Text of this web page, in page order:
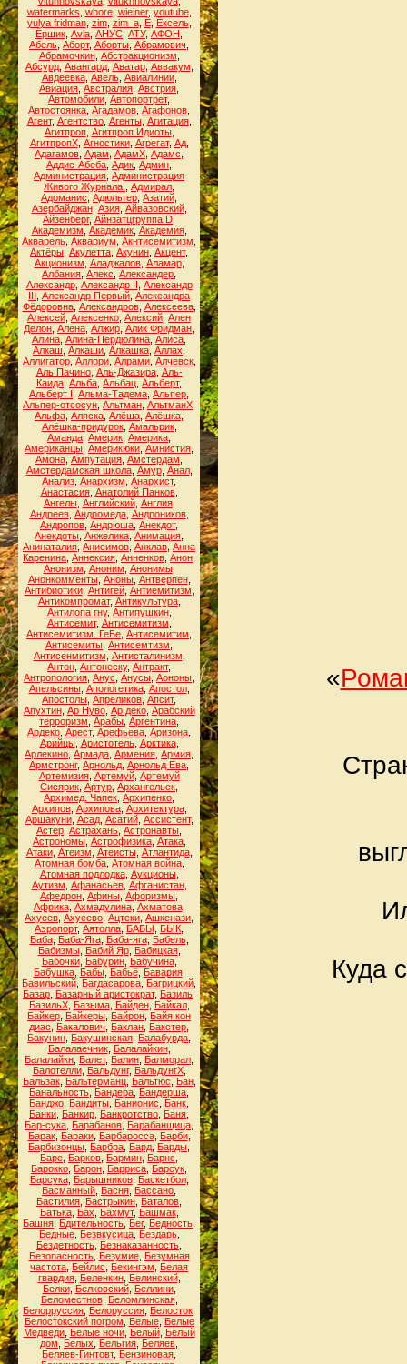
watermarks whore, wieiner, youtube,
yulya fridman, zim, zim_a, Ё, Ёксель,
Ёршик Аvla АНУС АТУ, АФОН
Абель Аборт, Аборты Абрамович
Абрамочкин, Абстракционизм
Абсурд, Авангард, Аватар, Аввакум
Авдеевка, Авель, Авиалинии,
Авиация Австралия Австрия
Автомобили Автопортрет,
Автостоянка Агадамов Агафонов
Агент, Агентство, Агенты, Агитация,
Агитпроп, Агитпроп Идиоты,
АгитпропХ, Агностики, Агрегат, Ад,
Адагамов Адам АдамХ Адамс
Аддис-Абеба Адик Админ
Администрация Администрация
Живого Журнала.
Адмирал
Адоманис Адюльтер Азатий
Азербайджан, Азия, Айвазовский,
Айзенберг, Айнзатцгруппа D
Академизм Академик, Академия,
Акварель Аквариум Акнтисемитизм
Актёры Акулетта Акунин Акцент,
Акционизм Аладжалов, Аламар,
Албания Алекс Александер
Александр, Александр II Александр
III Александр Первый Александра
Фёдоровна, Александров, Алексеева,
Алексей Алексенко Алексий Ален
Делон Алена Алжир Алик Фридман
Алина Алина-Пердюлина Алиса
Алкаш Алкаши Алкашка Аллах
Аллигатор, Аллори, Алрами, Алчевск,
Аль Пачино, Аль-Джазира, Аль-
Каида Альба Альбац Альберт,
Альберт I Альма-Тадема Альпер
Альпер-отсосун Альтман АльтманХ
Альфа Аляска Алёша Алёшка
Алёшка-придурок, Амальрик,
Аманда Америк Америка
Американцы Америкюки Амнистия
Амона Ампутация Амстердам
Амстердамская школа, Амур, Анал,
Анализ Анархизм Анархист,
Анастасия, Анатолий Панков,
Ангелы, Английский, Англия,
Андреев, Андромеда, Андроников,
Андропов Андрюша Анекдот,
Анекдоты Анжелика Анимация
Анинаталия Анисимов Анклав Анна
Каренина Аннексия Анненков Анон
Анонизм Аноним Анонимы,
Анонкомменты, Аноны, Антверпен,
Антибиотики, Антигей, Антиемитизм
Антикомпромат, Антикультура,
Антилопа гну, Антипушкин,
Антисемит, Антисемитизм
Антисемитизм. ГеБе Антисемитим
Антисемиты Антисемтизм
Антисенмитизм Антисталинизм
Антон Антонеску, Антракт,
Антропология Анус Анусы Аононы
Апельсины, Апологетика, Апостол,
Апостолы Апреликов Апсит,
Апухтин, Ар Нуво, Ар деко, Арабский
терроризм Арабы Аргентина
Ардеко Арест, Арефьева Аризона
Арийцы, Аристотель, Арктика,
Арлекино Армада Армения Армия
Армстронг, Арнольд Арнольд Ева
Артемизия, Артемуй, Артемуй
Сисярик Артур Архангельск
Архимед. Чапек Архипенко
Архипов, Архипова, Архитектура,
Аршакуни, Асад, Асатий, Ассистент,
Астер Астрахань Астронавты
Астрономы, Астрофизика, Атака,
Атаки, Атеизм Атеисты, Атлантида,
Атомная бомба, Атомная война,
Атомная подлодка, Аукционы,
Аутизм Афанасьев, Афганистан,
Афедрон Афины Афоризмы
Африка, Ахмадулина, Ахматова,
Ахуеев Ахуеево Ацтеки Ашкенази
Аэропорт, Аятолла БАБЫ БЫК
Баба, Баба-Яга, Баба-яга, Бабель,
Бабизмы, Бабий Яр, Бабицкая,
Бабочки, Бабурин, Бабучина,
Бабушка, Бабы, Бабьё, Бавария,
Бавильский Багдасарова Багрицкий
Базар Базарный аристократ, Базиль
БазильХ, Базыма, Байден, Байкал,
Байкер Байкеры Байрон Байя кон
диас
Бакалович Баклан Бакстер
Бакунин Бакушинская Балабурда
Балалаечник, Балалайкин,
Балалайкн Балет, Балин Балморал
Балотелли, Бальдунг, БальдунгХ,
Бальзак, Бальтерманц, Бальтюс Бан,
Банальность Бандера Бандерша
Банджо Бандиты Банионис Банк
Банки Банкир Банкротство Баня
Бар-сука Барабанов Барабанщица
Барак, Бараки, Барбаросса, Барби,
Барбизонцы Барбра Бард Барды
Баре Барков Бармин Барнс
Барокко Барон Барриса Барсук
Барсука, Барышников, Баскетбол,
Басманный Басня Бассано
Бастилия Бастрыкин Баталов
Батька, Бах Бахмут, Башмак,
Башня Бдительность Бег, Бедность
Бедные, Безвкусица, Бездарь,
Бездетность Безнаказанность
Безопасность, Безумие, Безумная
частота Бейлис Бекингэм
Белая
гвардия, Беленкин, Белинский,
Белки, Белковский, Беллини,
Беломестнов, Беломлинская,
Белорруссия Белоруссия Белосток
Белостокский погром
Белые, Белые
Медведи, Белые ночи, Белый, Белый
дом
Белых Бельгия Беляев
Беляев-Гинтовт, Бензиновая
«
Куда